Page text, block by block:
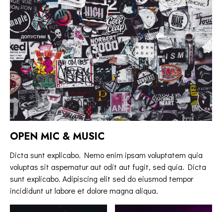
OPEN MIC & MUSIC
Dicta sunt explicabo. Nemo enim ipsam voluptatem quia
voluptas sit aspernatur aut odit aut fugit, sed quia. Dicta
sunt explicabo. Adipiscing elit sed do eiusmod tempor
incididunt ut labore et dolore magna aliqua.